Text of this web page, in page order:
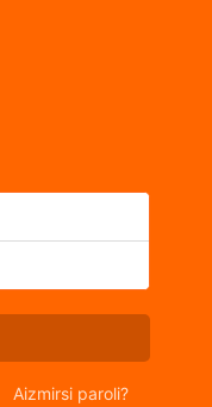
Aizmirsi paroli?